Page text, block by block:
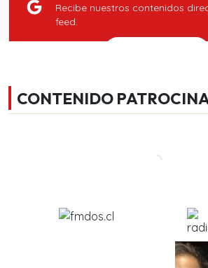
Recibe nuestros contenidos
feed.
CONTENIDO